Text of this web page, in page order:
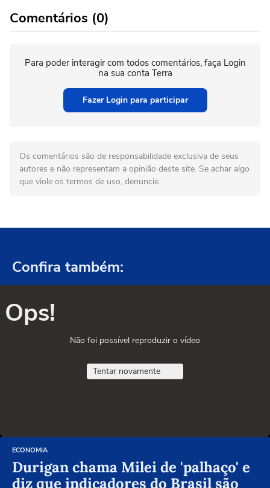
Comentários (0)
Para poder interagir com todos comentários, faça Login
na sua conta Terra
Fazer Login para participar
Os comentários são de responsabilidade exclusiva de seus
autores e não representam a opinião deste site. Se achar algo
que viole os termos de uso, denuncie.
Confira também:
Ops!
Não foi possível reproduzir o vídeo
Tentar novamente
ECONOMIA
Durigan chama Milei de 'palhaço' e
diz que indicadores do Brasil são